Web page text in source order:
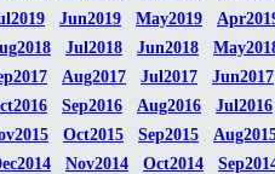
Jun2019 May2019
Jul2018 Jun2018
Aug2017 Jul2017
Jun2017
Sep2016 Aug2016
Jul2016
Oct2015 Sep2015
Nov2014 Oct2014